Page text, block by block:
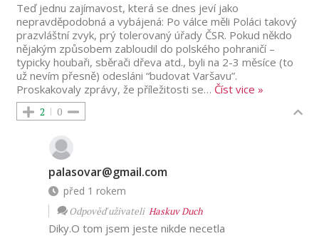
Teď jednu zajímavost, která se dnes jeví jako
nepravděpodobná a vybájená: Po válce měli Poláci takový
prazvláštní zvyk, prý tolerovaný úřady ČSR. Pokud někdo
nějakým způsobem zabloudil do polského pohraničí –
typicky houbaři, sběrači dřeva atd., byli na 2-3 měsíce (to
už nevím přesně) odesláni “budovat Varšavu”.
Proskakovaly zprávy, že příležitosti se… Číst vice »
2 0
palasovar@gmail.com
před 1 rokem
Odpověď uživateliHaskuv Duch
Diky.O tom jsem jeste nikde necetla